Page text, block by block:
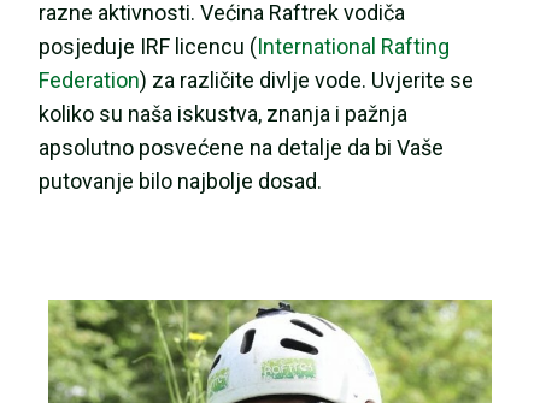
razne aktivnosti. Većina Raftrek vodiča
posjeduje IRF licencu (International Rafting
Federation) za različite divlje vode. Uvjerite se
koliko su naša iskustva, znanja i pažnja
apsolutno posvećene na detalje da bi Vaše
putovanje bilo najbolje dosad.